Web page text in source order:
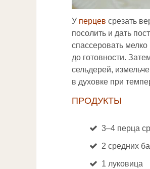
У перцев срезать
посолить и дать
спассеровать
до готовности.
сельдерей,
в духовке при
ПРОДУКТЫ
3–4 перца
2 средних
1 луковица